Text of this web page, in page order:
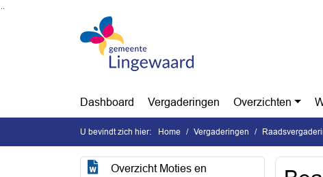
Ga naar de inhoud van deze pagina
Dashboard Vergaderingen Overzichten
U bevindt zich hier: Home Vergaderingen
Overzicht Moties en